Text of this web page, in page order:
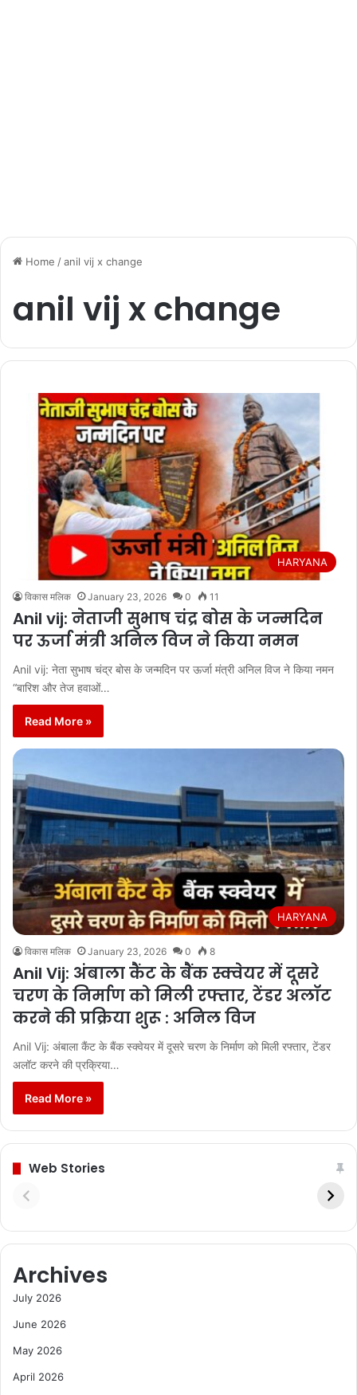
Home /anil vij x change
anil vij x change
HARYANA
विकास मलिक January 23, 2026 0 11
Anil vij: नेताजी सुभाष चंद्र बोस के जन्मदिन
पर ऊर्जा मंत्री अनिल विज ने किया नमन
Anil vij: नेता सुभाष चंद्र बोस के जन्मदिन पर ऊर्जा मंत्री अनिल विज ने किया नमन
“बारिश और तेज हवाओं…
Read More »
HARYANA
विकास मलिक January 23, 2026 0 8
Anil Vij: अंबाला कैंट के बैंक स्क्वेयर में दूसरे
चरण के निर्माण को मिली रफ्तार, टेंडर अलॉट
करने की प्रक्रिया शुरू : अनिल विज
Anil Vij: अंबाला कैंट के बैंक स्क्वेयर में दूसरे चरण के निर्माण को मिली रफ्तार, टेंडर
अलॉट करने की प्रक्रिया…
Read More »
Web Stories
Archives
July 2026
June 2026
May 2026
April 2026